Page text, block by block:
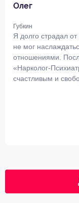
Олег
Губкин
Я долго страдал
не мог
отношениями.
«Нарколог-
счастливым и